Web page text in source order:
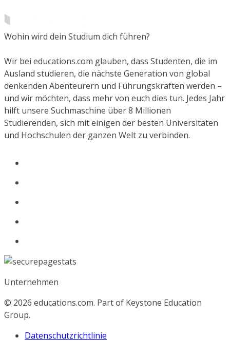
Wohin wird dein Studium dich führen?
Wir bei educations.com glauben, dass Studenten, die im
Ausland studieren, die nächste Generation von global
denkenden Abenteurern und Führungskräften werden –
und wir möchten, dass mehr von euch dies tun. Jedes Jahr
hilft unsere Suchmaschine über 8 Millionen
Studierenden, sich mit einigen der besten Universitäten
und Hochschulen der ganzen Welt zu verbinden.
Unternehmen
© 2026 educations.com. Part of Keystone Education
Group.
Datenschutzrichtlinie